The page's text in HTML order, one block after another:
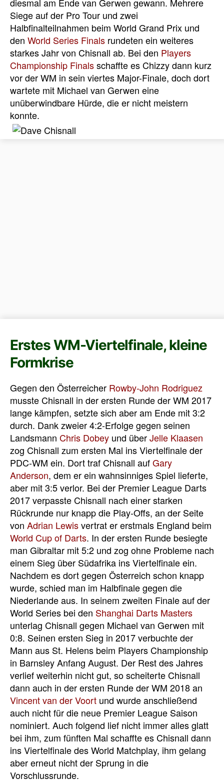
Siege auf der Pro Tour und zwei
Halbfinalteilnahmen beim World Grand Prix und
den World Series Finals rundeten ein weiteres
starkes Jahr von Chisnall ab. Bei den Players
Championship Finalsschaffte es Chizzy dann kurz
vor der WM in sein viertes Major-Finale, doch dort
wartete mit Michael van Gerwen eine
unüberwindbare Hürde, die er nicht meistern
konnte.
Erstes WM-Viertelfinale, kleine
Formkrise
Gegen den Österreicher Rowby-John Rodriguez
musste Chisnall in der ersten Runde der WM 2017
lange kämpfen, setzte sich aber am Ende mit 3:2
durch. Dank zweier 4:2-Erfolge gegen seinen
Landsmann Chris Dobey und überJelle Klaasen
zog Chisnall zum ersten Mal ins Viertelfinale der
PDC-WM ein. Dort traf Chisnall aufGary
Anderson, dem er ein wahnsinniges Spiel lieferte,
aber mit 3:5 verlor. Bei der Premier League Darts
2017 verpasste Chisnall nach einer starken
Rückrunde nur knapp die Play-Offs, an der Seite
von Adrian Lewisvertrat er erstmals England beim
World Cup of Darts. In der ersten Runde besiegte
man Gibraltar mit 5:2 und zog ohne Probleme nach
einem Sieg über Südafrika ins Viertelfinale ein.
Nachdem es dort gegen Österreich schon knapp
wurde, schied man im Halbfinale gegen die
Niederlande aus. In seinem zweiten Finale auf der
World Series bei den Shanghai Darts Masters
unterlag Chisnall gegen Michael van Gerwen mit
0:8. Seinen ersten Sieg in 2017 verbuchte der
Mann aus St. Helens beim Players Championship
in Barnsley Anfang August. Der Rest des Jahres
verlief weiterhin nicht gut, so scheiterte Chisnall
dann auch in der ersten Runde der WM 2018 an
Vincent van der Voort und wurde anschließend
auch nicht für die neue Premier League Saison
nominiert. Auch folgend lief nicht immer alles glatt
bei ihm, zum fünften Mal schaffte es Chisnall dann
ins Viertelfinale des World Matchplay, ihm gelang
aber erneut nicht der Sprung in die
Vorschlussrunde.